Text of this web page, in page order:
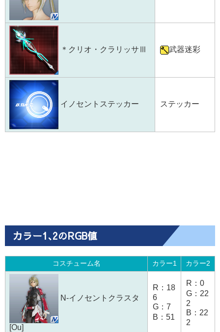
＊クリオ・クラリッサⅢ 武器迷彩
イノセントステッカー ステッカー
カラー1､2のRGB値
コスチューム名 カラー1 カラー2
N-イノセントクラスタ
[Ou]
R：18
6
G：7
B：51
R：0
G：22
2
B：22
2